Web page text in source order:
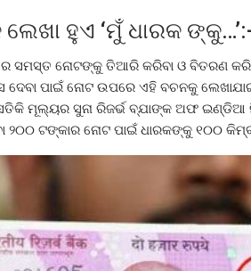
ହୁଏ ‘ମୁଁ ଧାରକ
ନୋଟଙ୍କୁ ତିଆରି କରିବା ଓ ବିତରଣ
ଦେବା ପାଇଁ ନୋଟ ଉପରେ ଏହି ବଚନକୁ
ମୂଲ୍ୟର ସୁନା ରିଜର୍ଭ ବ୍ଯାଙ୍କ ଅଫ ଇଣ୍ଡିଆ
ଟଙ୍କାର ନୋଟ ପାଇଁ ଧାରକଙ୍କୁ ୧୦୦